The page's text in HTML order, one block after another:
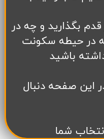
بگذارید و چه در
در حیطه سکونت
باشید
این صفحه دنبال
شما